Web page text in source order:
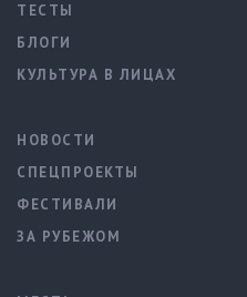
ТЕСТЫ
БЛОГИ
КУЛЬТУРА В ЛИЦАХ
НОВОСТИ
СПЕЦПРОЕКТЫ
ФЕСТИВАЛИ
ЗА РУБЕЖОМ